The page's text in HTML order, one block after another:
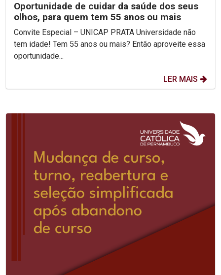
Oportunidade de cuidar da saúde dos seus
olhos, para quem tem 55 anos ou mais
Convite Especial – UNICAP PRATA Universidade não
tem idade! Tem 55 anos ou mais? Então aproveite essa
oportunidade...
LER MAIS